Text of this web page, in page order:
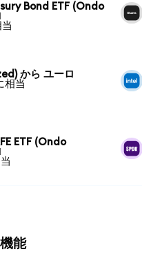
Bond ETF (Ondo
から ユーロ
相当
ETF (Ondo
能